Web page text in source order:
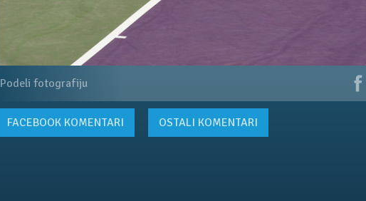
Podeli fotografiju
FACEBOOKKOMENTARI OSTALI KOMENTARI